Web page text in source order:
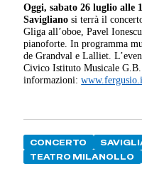
Oggi, sabato 26 luglio alle
Savigliano si terrà il
Gliga all’oboe, Pavel
pianoforte. In programma
de Grandval e Lalliet.
Civico Istituto Musicale
informazioni:
CONCERTO
TEATRO MILANOLLO